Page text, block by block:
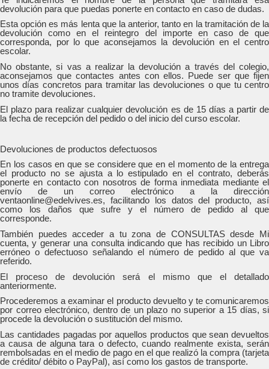
devolución para que puedas ponerte en contacto en caso de dudas.
Esta opción es más lenta que la anterior, tanto en la tramitación de la
devolución como en el reintegro del importe en caso de que
corresponda, por lo que aconsejamos la devolución en el centro
escolar.
No obstante, si vas a realizar la devolución a través del colegio,
aconsejamos que contactes antes con ellos. Puede ser que fijen
unos días concretos para tramitar las devoluciones o que tu centro
no tramite devoluciones.
El plazo para realizar cualquier devolución es de 15 días a partir de
la fecha de recepción del pedido o del inicio del curso escolar.
Devoluciones de productos defectuosos
En los casos en que se considere que en el momento de la entrega
el producto no se ajusta a lo estipulado en el contrato, deberás
ponerte en contacto con nosotros de forma inmediata mediante el
envío de un correo electrónico a la dirección
ventaonline@edelvives.es, facilitando los datos del producto, así
como los daños que sufre y el número de pedido al que
corresponde.
También puedes acceder a tu zona de CONSULTAS desde Mi
cuenta, y generar una consulta indicando que has recibido un Libro
erróneo o defectuoso señalando el número de pedido al que va
referido.
El proceso de devolución será el mismo que el detallado
anteriormente.
Procederemos a examinar el producto devuelto y te comunicaremos
por correo electrónico, dentro de un plazo no superior a 15 días, si
procede la devolución o sustitución del mismo.
Las cantidades pagadas por aquellos productos que sean devueltos
a causa de alguna tara o defecto, cuando realmente exista, serán
rembolsadas en el medio de pago en el que realizó la compra (tarjeta
de crédito/ débito o PayPal), así como los gastos de transporte.